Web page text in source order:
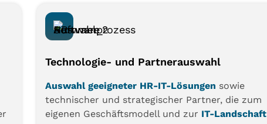
Technologie- und Partnerauswahl
Auswahl geeigneter HR-IT-Lösungen sowie
technischer und strategischer Partner, die zum
eigenen Geschäftsmodell und zur IT-Landschaft